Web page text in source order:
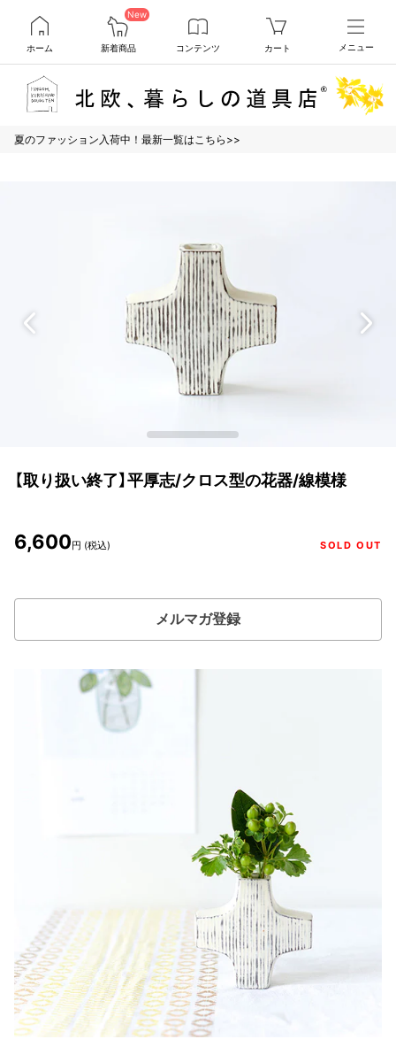
ホーム
New
新着商品 コンテンツ カート メニュー
夏のファッション入荷中！最新一覧はこちら>>
【取り扱い終了】平厚志/クロス型の花器/線模様
6,600円 (税込) SOLD OUT
メルマガ登録